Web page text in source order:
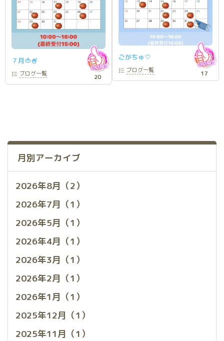
７月🍅🍧
ブログ一覧 20
ごがちゅ♡
ブログ一覧 17
月別アーカイブ
2026年8月（2）
2026年7月（1）
2026年5月（1）
2026年4月（1）
2026年3月（1）
2026年2月（1）
2026年1月（1）
2025年12月（1）
2025年11月（1）